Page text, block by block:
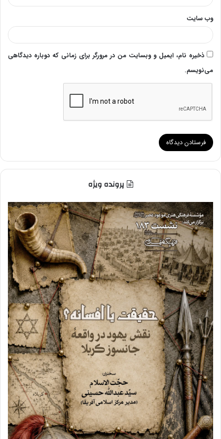
وب‌ سایت
ذخیره نام، ایمیل و وبسایت من در مرورگر برای زمانی که دوباره دیدگاهی
می‌نویسم.
پرونده ویژه